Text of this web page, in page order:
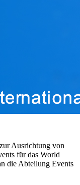
Ausrichtung von
für das World
die Abteilung Events